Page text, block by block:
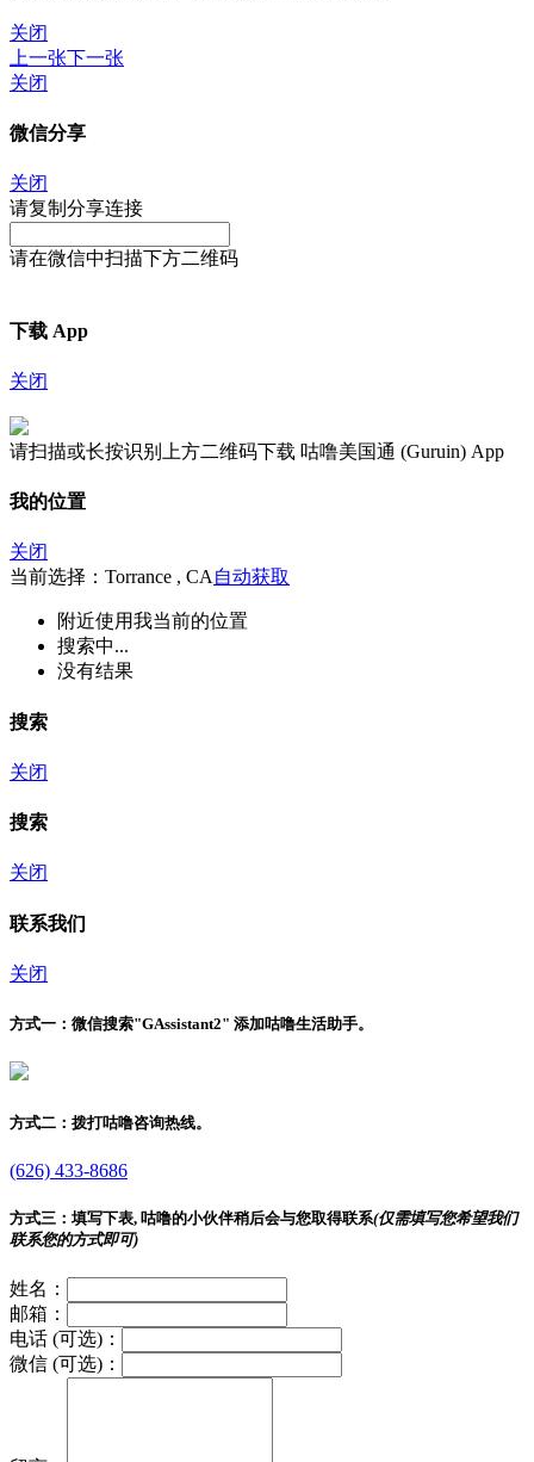
关闭
上一张下一张
关闭
微信分享
关闭
请复制分享连接
请在微信中扫描下方二维码
下载 App
关闭
请扫描或长按识别上方二维码下载 咕噜美国通 (Guruin) App
我的位置
关闭
当前选择：Torrance , CA自动获取
附近使用我当前的位置
搜索中...
没有结果
搜索
关闭
搜索
关闭
联系我们
关闭
方式一： 微信搜索"GAssistant2" 添加咕噜生活助手。
方式二： 拨打咕噜咨询热线。
(626) 433-8686
方式三： 填写下表, 咕噜的小伙伴稍后会与您取得联系(仅需填写您希望我们
联系您的方式即可)
姓名：
邮箱：
电话 (可选)：
微信 (可选)：